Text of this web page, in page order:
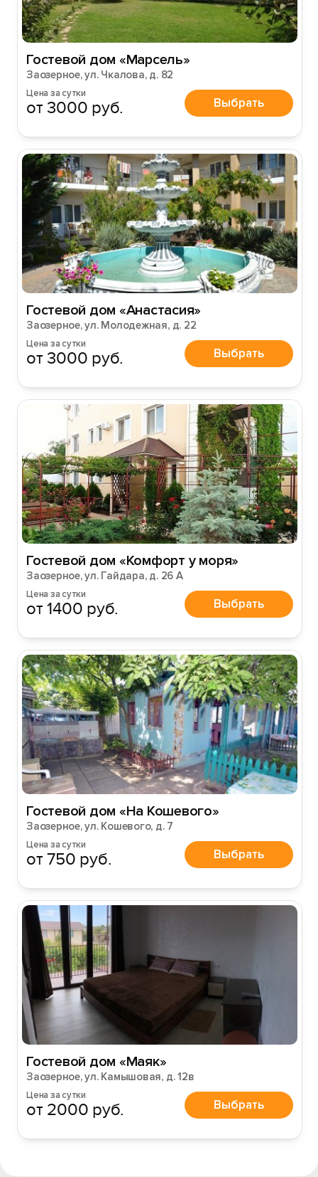
Гостевой дом «Марсель»
Заозерное, ул. Чкалова, д. 82
Цена за сутки
от 3000 руб. Выбрать
Гостевой дом «Анастасия»
Заозерное, ул. Молодежная, д. 22
Цена за сутки
от 3000 руб. Выбрать
Гостевой дом «Комфорт у моря»
Заозерное, ул. Гайдара, д. 26 А
Цена за сутки
от 1400 руб. Выбрать
Гостевой дом «На Кошевого»
Заозерное, ул. Кошевого, д. 7
Цена за сутки
от 750 руб. Выбрать
Гостевой дом «Маяк»
Заозерное, ул. Камышовая, д. 12в
Цена за сутки
от 2000 руб. Выбрать